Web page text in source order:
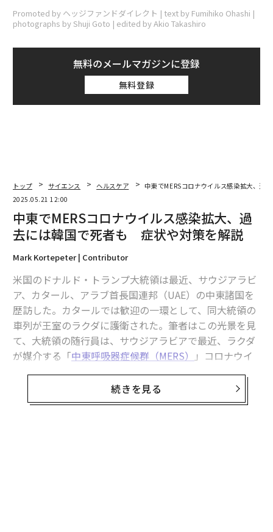
Promoted by ヘッジファンドダイレクト | text by Fumihiko Ohashi |
photographs by Shuji Goto | edited by Akio Takashiro
無料のメールマガジンに登録
無料登録
トップ サイエンス ヘルスケア
中東でMERSコロナウイルス感染拡大、過
2025.05.21 12:00
中東でMERSコロナウイルス感染拡大、過
去には韓国で死者も 症状や対策を解説
Mark Kortepeter | Contributor
米国のドナルド・トランプ大統領は最近、サウジアラビ
ア、カタール、アラブ首長国連邦（UAE）の中東諸国を
歴訪した。カタールでは歓迎の一環として、同大統領の
車列が王室のラクダに護衛された。筆者はこの光景を見
て、大統領の随行員は、サウジアラビアで最近、ラクダ
が媒介する「中東呼吸器症候群（MERS）
」コロナウイ
ルスが流行していることを把握していたのだろうかと疑
続きを見る